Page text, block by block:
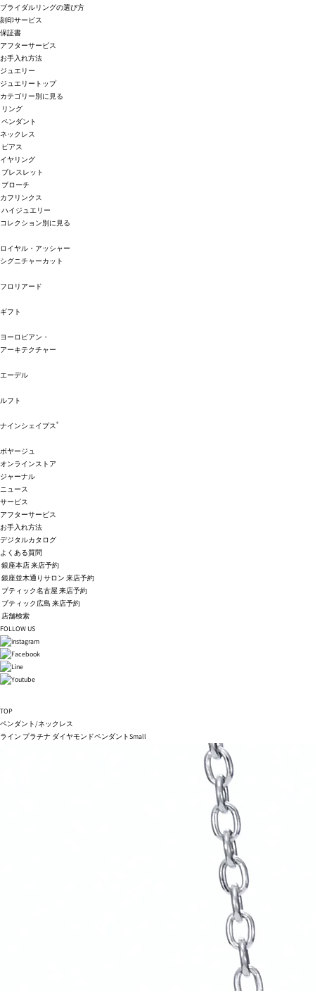
ブライダルリングの選び方
刻印サービス
保証書
アフターサービス
お手入れ方法
ジュエリー
ジュエリートップ
カテゴリー別に見る
リング
ペンダント
ネックレス
ピアス
イヤリング
ブレスレット
ブローチ
カフリンクス
ハイジュエリー
コレクション別に見る
ロイヤル・アッシャー
シグニチャーカット
フロリアード
ギフト
ヨーロピアン・
アーキテクチャー
エーデル
ルフト
ナインシェイプス®
ボヤージュ
オンラインストア
ジャーナル
ニュース
サービス
アフターサービス
お手入れ方法
デジタルカタログ
よくある質問
銀座本店 来店予約
銀座並木通りサロン 来店予約
ブティック名古屋 来店予約
ブティック広島 来店予約
店舗検索
FOLLOW US
TOP
ペンダント/ネックレス
ライン プラチナ ダイヤモンドペンダントSmall